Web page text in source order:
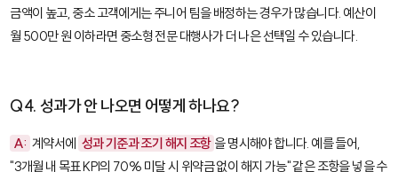
금액이 높고, 중소 고객에게는 주니어 팀을 배정하는 경우가 많습니다. 예산이
월 500만 원 이하라면 중소형 전문 대행사가 더 나은 선택일 수 있습니다.
Q4. 성과가 안 나오면 어떻게 하나요?
A: 계약서에 성과 기준과 조기 해지 조항 을 명시해야 합니다. 예를 들어,
"3개월 내 목표 KPI의 70% 미달 시 위약금 없이 해지 가능" 같은 조항을 넣을 수